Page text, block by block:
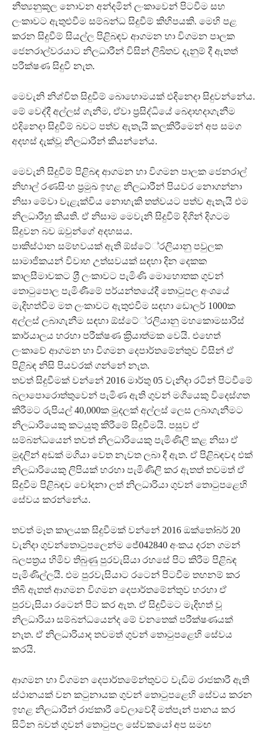
නීත්‍යනුකූල නොවන අන්දමින් ලංකාවෙන් පිටවීම සහ
ලංකාවට ඇතුළුවීම සම්බන්ධ සිදුවීම් කිහිපයකි. මෙහි පළ
කරන සිදුවීම් සියල්ල පිළිබඳව ආගමන හා විගමන පාලක
ජෙනරාල්වරයාට නිලධාරීන් විසින් ලිඛිතව දැනුම් දී ඇතත්
පරීක්ෂණ සිදුවී නැත.
මෙවැනි නිශ්චිත සිදුවීම් බොහොමයක් එදිනෙදා සිදුවන්නේය.
මේ වෙද්දී අල්ලස් ගැනීම, ඒවා ප‍්‍රසිද්ධියේ බෙදාහදාගැනීම
එදිනෙදා සිදුවීම් බවට පත්ව ඇතැයි කලකිරීමෙන් අප සමග
අදහස් දැක්වූ නිලධාරීන් කියන්නේය.
මෙවැනි සිදුවීම් පිළිබඳ ආගමන හා විගමන පාලක ජෙනරාල්
නිහාල් රණසිංහ ප‍්‍රමුඛ ඉහළ නිලධාරීන් පියවර නොගන්නා
නිසා මේවා වැළැක්විය නොහැකි තත්වයට පත්ව ඇතැයි එම
නිලධාරීහු කියති. ඒ නිසාම මෙවැනි සිදුවීම් දිගින් දිගටම
සිදුවන බව ඔවුන්ගේ අදහසය.
පාකිස්ථාන සම්භවයක් ඇති ඕස්ටේ‍්‍රලියානු පවුලක
සාමාජිකයන් විවාහ උත්සවයක් සඳහා දින දෙකක
කාලසීමාවකට ශ‍්‍රී ලංකාවට පැමිණි මොහොතක ගුවන්
තොටුපොල පැමිණීමේ පර්යන්තයේදී තොටුපල අංශයේ
මැදිහත්වීම මත ලංකාවට ඇතුළුවීම සඳහා ඩොලර් 1000ක
අල්ලස් ලබාගැනීම සඳහා ඕස්ටේ‍්‍රලියානු මහකොමසාරිස්
කාර්යාලය හරහා පරීක්ෂණ ක‍්‍රියාත්මක වෙයි. එහෙත්
ලංකාවේ ආගමන හා විගමන දෙපාර්තමේන්තුව විසින් ඒ
පිළිබඳ නිසි පියවරක් ගන්නේ නැත.
තවත් සිදුවීමක් වන්නේ 2016 මාර්තු 05 වැනිදා රටින් පිටවීමේ
බලාපොරොත්තුවෙන් පැමිණ ඇති ගුවන් මගියෙකු විදෙස්ගත
කිරීමට රුපියල් 40,000ක මුදලක් අල්ලස් ලෙස ලබාගැනීමට
නිලධාරියෙකු කටයුතු කිරීමේ සිදුවීමයි. පසුව ඒ
සම්බන්ධයෙන් තවත් නිලධාරියෙකු පැමිණිලි කළ නිසා ඒ
මුදලින් අඩක් මගියා වෙත නැවත ලබා දී ඇත. ඒ පිළිබඳවද එක්
නිලධාරියෙකු ලිපියක් හරහා පැමිණිලි කර ඇතත් තවමත් ඒ
සිදුවීම පිළිබඳව චෝදනා ලත් නිලධාරියා ගුවන් තොටුපළෙහි
සේවය කරන්නේය.
තවත් මෑත කාලයක සිදුවීමක් වන්නේ 2016 ඔක්තෝබර් 20
වැනිදා ගුවන්තොටුපලෙන්ම ජේ042840 අංකය දරන ගමන්
බලපත‍්‍රය හිමිව තිබුණු පුරවැසියා රහසේ පිට කිරීම පිළිබඳ
පැමිණිල්ලයි. එම පුරවැසියාට රටෙන් පිටවීම තහනම් කර
තිබී ඇතත් ආගමන විගමන දෙපාර්තමේන්තුව හරහා ඒ
පුරවැසියා රටෙන් පිට කර ඇත. ඒ සිදුවීමට මැදිහත් වූ
නිලධාරියා සම්බන්ධයෙන්ද මේ වනතෙක් පරීක්ෂණයක්
නැත. ඒ නිලධාරියාද තවමත් ගුවන් තොටුපළෙහි සේවය
කරයි.
ආගමන හා විගමන දෙපාර්තමේන්තුවට වැඩිම රාජකාරී ඇති
ස්ථානයක් වන කටුනායක ගුවන් තොටුපළෙහි සේවය කරන
ඉහළ නිලධාරීන් රාජකාරී වේලාවේදී මත්පැන් පානය කර
සිටින බවත් ගුවන් තොටුපල සේවකයෝ අප සමඟ